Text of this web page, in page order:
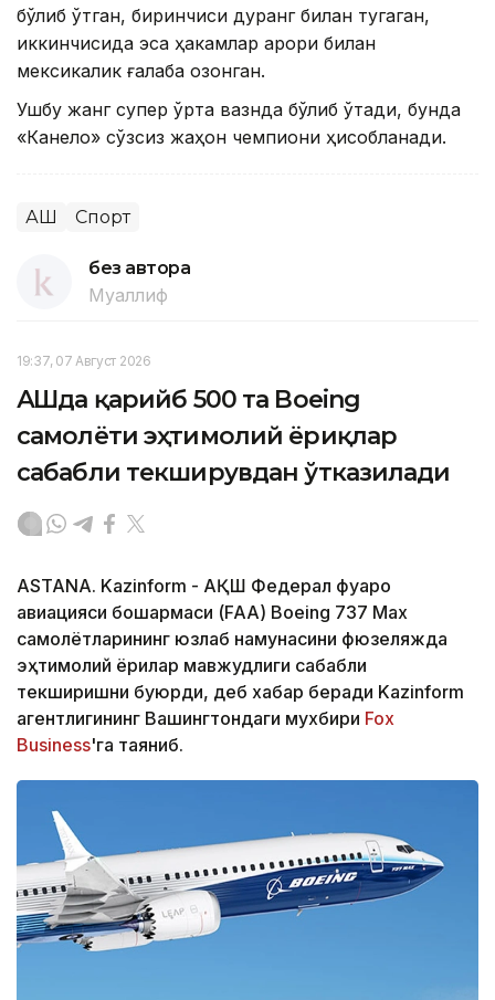
бўлиб ўтган, биринчиси дуранг билан тугаган,
иккинчисида эса ҳакамлар қарори билан
мексикалик ғалаба қозонган.
Ушбу жанг супер ўрта вазнда бўлиб ўтади, бунда
«Канело» сўзсиз жаҳон чемпиони ҳисобланади.
АҚШ Спорт
без автора
Муаллиф
19:37, 07 Август 2026
АҚШда қарийб 500 та Boeing
самолёти эҳтимолий ёриқлар
сабабли текширувдан ўтказилади
ASTANA. Kazinform - АҚШ Федерал фуқаро
авиацияси бошқармаси (FAA) Boeing 737 Max
самолётларининг юзлаб намунасини фюзеляжда
эҳтимолий ёриқлар мавжудлиги сабабли
текширишни буюрди, деб хабар беради Kazinform
агентлигининг Вашингтондаги мухбири Fox
Business'га таяниб.